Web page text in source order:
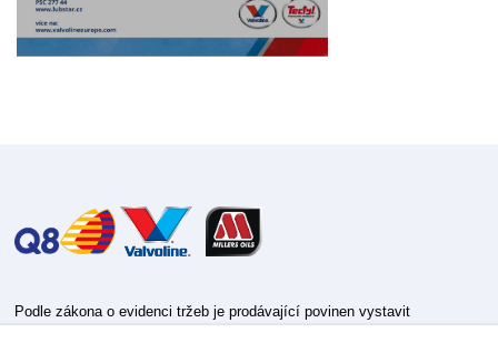
Podle zákona o evidenci tržeb je prodávající povinen vystavit